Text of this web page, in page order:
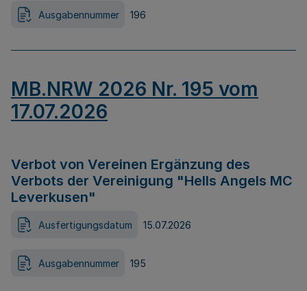
Ausgabennummer 196
MB.NRW 2026 Nr. 195 vom
17.07.2026
Verbot von Vereinen Ergänzung des
Verbots der Vereinigung "Hells Angels MC
Leverkusen"
Ausfertigungsdatum 15.07.2026
Ausgabennummer 195